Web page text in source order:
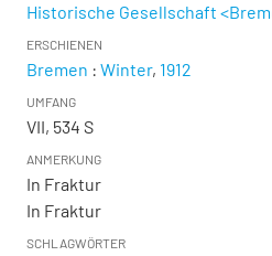
Historische Gesellschaft
ERSCHIENEN
Bremen : Winter, 1912
UMFANG
VII, 534 S
ANMERKUNG
In Fraktur
In Fraktur
SCHLAGWÖRTER